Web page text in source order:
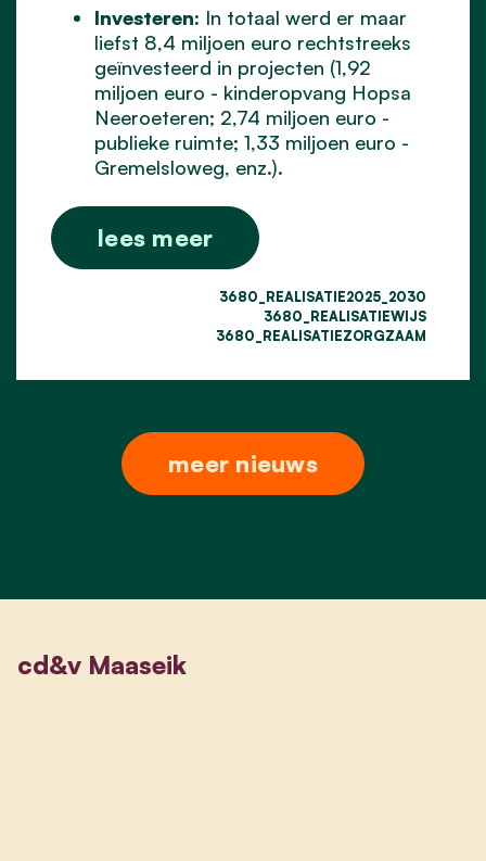
Investeren: In totaal werd er maar
liefst 8,4 miljoen euro rechtstreeks
geïnvesteerd in projecten (1,92
miljoen euro - kinderopvang Hopsa
Neeroeteren; 2,74 miljoen euro -
publieke ruimte; 1,33 miljoen euro -
Gremelsloweg, enz.).
lees meer
3680_REALISATIE2025_2030
3680_REALISATIEWIJS
3680_REALISATIEZORGZAAM
meer nieuws
cd&v Maaseik